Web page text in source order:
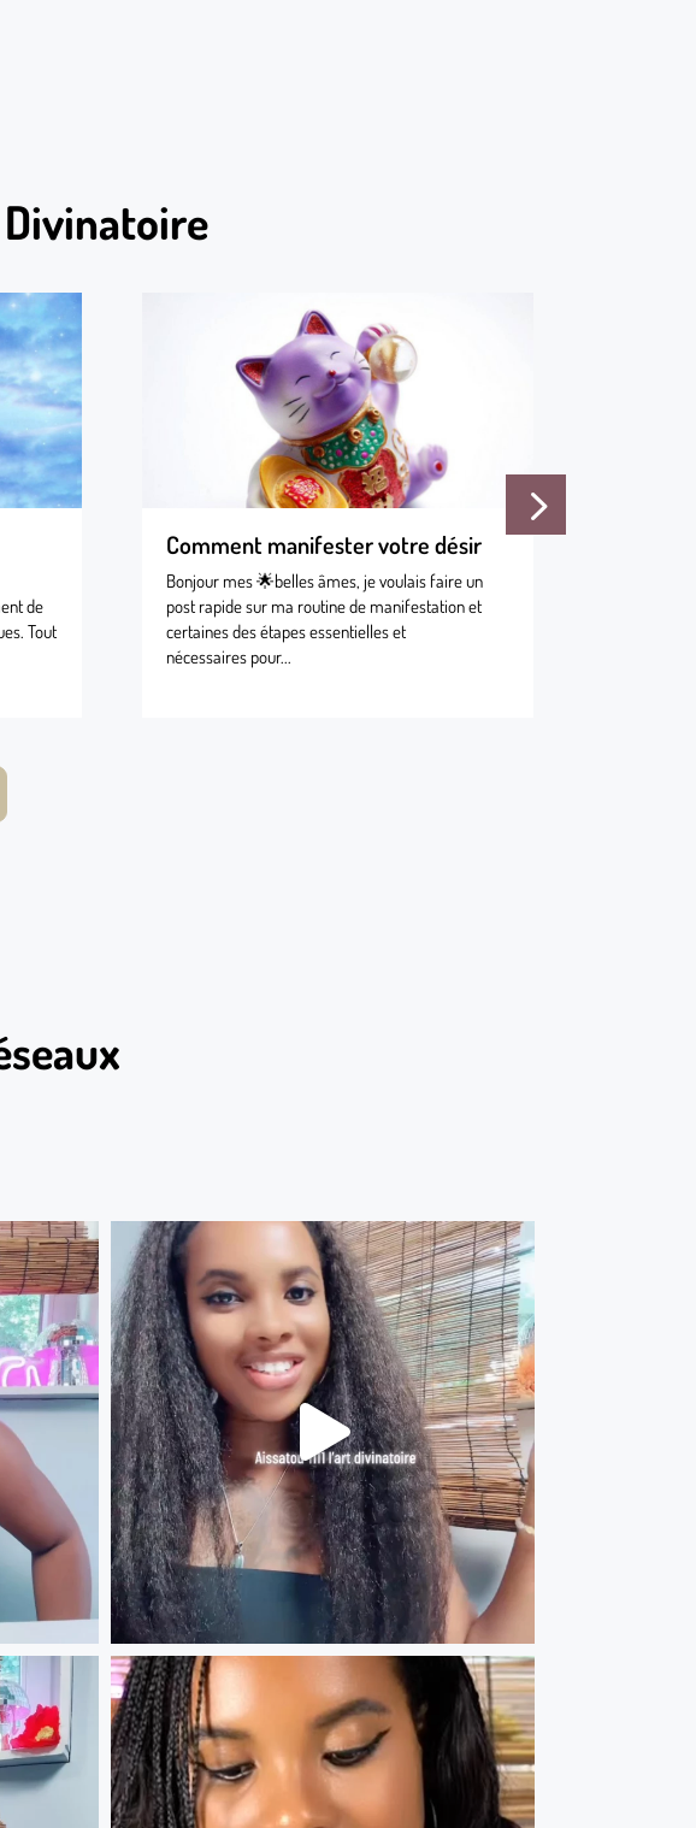
Divinatoire
de
Tout
Comment manifester votre désir
Bonjour mes 🌟belles âmes, je voulais faire un
post rapide sur ma routine de manifestation et
certaines des étapes essentielles et
nécessaires pour...